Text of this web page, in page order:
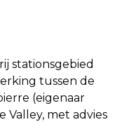
stationsgebied
tussen de
(eigenaar
Valley, met advies